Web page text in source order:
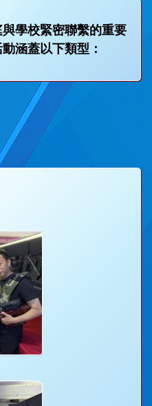
學校緊密聯繫的重要
涵蓋以下類型：